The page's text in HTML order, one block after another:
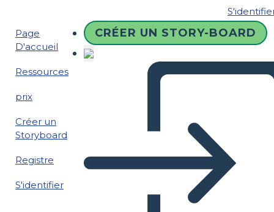
Page
D'accueil
Ressources
prix
Créer un
Storyboard
Registre
S'identifier
CRÉER UN STORY-BOARD